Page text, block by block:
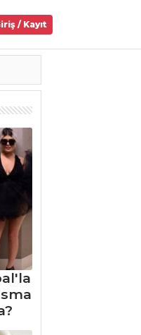
/ Kayıt